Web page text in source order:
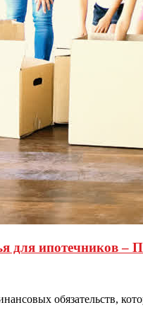
для ипотечников –
обязательств,